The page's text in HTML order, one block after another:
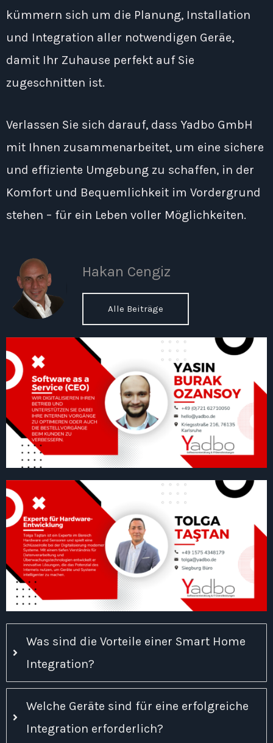
kümmern sich um die Planung, Installation
und Integration aller notwendigen Geräe,
damit Ihr Zuhause perfekt auf Sie
zugeschnitten ist.
Verlassen Sie sich darauf, dass Yadbo GmbH
mit Ihnen zusammenarbeitet, um eine sichere
und effiziente Umgebung zu schaffen, in der
Komfort und Bequemlichkeit im Vordergrund
stehen – für ein Leben voller Möglichkeiten.
Hakan Cengiz
Alle Beiträge
Was sind die Vorteile einer Smart Home
Integration?
Welche Geräte sind für eine erfolgreiche
Integration erforderlich?